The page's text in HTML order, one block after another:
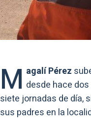
M agalí Pérez
desde hace
siete jornadas de día,
sus padres en la